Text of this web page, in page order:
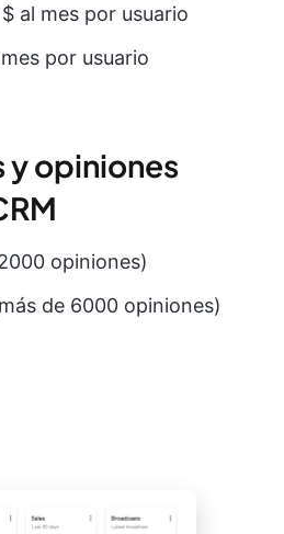
al mes por usuario
por usuario
y opiniones
opiniones)
de 6000 opiniones)